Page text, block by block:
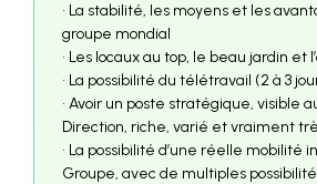
• La stabilité, les moyens et les
groupe mondial
• Les locaux au top, le beau jardin et
• La possibilité du télétravail (2 à 3
• Avoir un poste stratégique, visible
Direction, riche, varié et vraiment
• La possibilité d’une réelle mobilité
Groupe, avec de multiples